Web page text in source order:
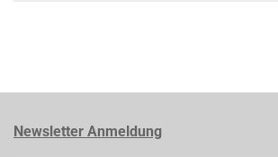
Newsletter Anmeldung